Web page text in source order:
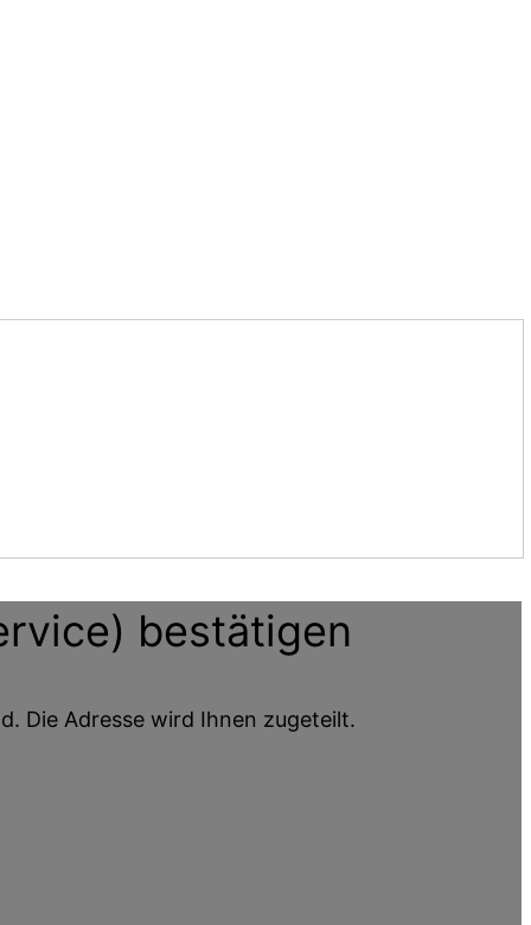
bestätigen
Die Adresse wird Ihnen zugeteilt.